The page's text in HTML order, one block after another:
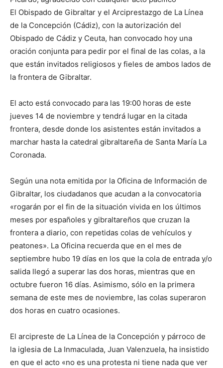
El Obispado de Gibraltar y el Arciprestazgo de La Línea
de la Concepción (Cádiz), con la autorización del
Obispado de Cádiz y Ceuta, han convocado hoy una
oración conjunta para pedir por el final de las colas, a la
que están invitados religiosos y fieles de ambos lados de
la frontera de Gibraltar.
El acto está convocado para las 19:00 horas de este
jueves 14 de noviembre y tendrá lugar en la citada
frontera, desde donde los asistentes están invitados a
marchar hasta la catedral gibraltareña de Santa María La
Coronada.
Según una nota emitida por la Oficina de Información de
Gibraltar, los ciudadanos que acudan a la convocatoria
«rogarán por el fin de la situación vivida en los últimos
meses por españoles y gibraltareños que cruzan la
frontera a diario, con repetidas colas de vehículos y
peatones». La Oficina recuerda que en el mes de
septiembre hubo 19 días en los que la cola de entrada y/o
salida llegó a superar las dos horas, mientras que en
octubre fueron 16 días. Asimismo, sólo en la primera
semana de este mes de noviembre, las colas superaron
dos horas en cuatro ocasiones.
El arcipreste de La Línea de la Concepción y párroco de
la iglesia de La Inmaculada, Juan Valenzuela, ha insistido
en que el acto «no es una protesta ni tiene nada que ver